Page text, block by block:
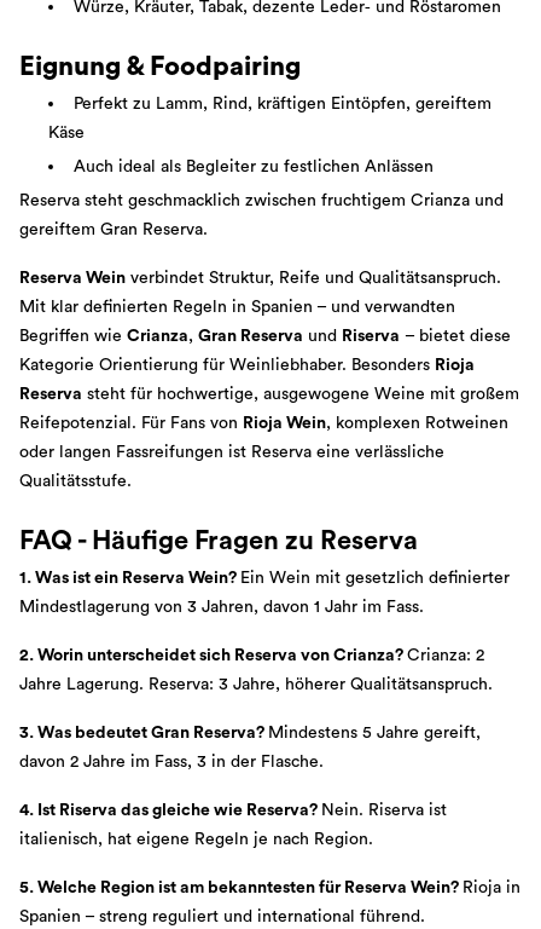
Würze, Kräuter, Tabak, dezente Leder‑ und Röstaromen
Eignung & Foodpairing
Perfekt zu Lamm, Rind, kräftigen Eintöpfen, gereiftem
Käse
Auch ideal als Begleiter zu festlichen Anlässen
Reserva steht geschmacklich zwischen fruchtigem Crianza und
gereiftem Gran Reserva.
Reserva Wein verbindet Struktur, Reife und Qualitätsanspruch.
Mit klar definierten Regeln in Spanien – und verwandten
Begriffen wie Crianza, Gran Reserva und Riserva – bietet diese
Kategorie Orientierung für Weinliebhaber. Besonders Rioja
Reserva steht für hochwertige, ausgewogene Weine mit großem
Reifepotenzial. Für Fans von Rioja Wein, komplexen Rotweinen
oder langen Fassreifungen ist Reserva eine verlässliche
Qualitätsstufe.
FAQ - Häufige Fragen zu Reserva
1. Was ist ein Reserva Wein? Ein Wein mit gesetzlich definierter
Mindestlagerung von 3 Jahren, davon 1 Jahr im Fass.
2. Worin unterscheidet sich Reserva von Crianza? Crianza: 2
Jahre Lagerung. Reserva: 3 Jahre, höherer Qualitätsanspruch.
3. Was bedeutet Gran Reserva? Mindestens 5 Jahre gereift,
davon 2 Jahre im Fass, 3 in der Flasche.
4. Ist Riserva das gleiche wie Reserva? Nein. Riserva ist
italienisch, hat eigene Regeln je nach Region.
5. Welche Region ist am bekanntesten für Reserva Wein? Rioja in
Spanien – streng reguliert und international führend.